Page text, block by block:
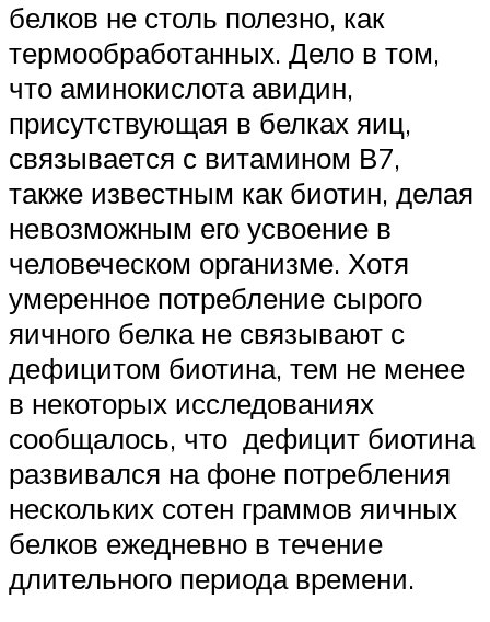
белков не столь полезно, как
термообработанных. Дело в том,
что аминокислота авидин,
присутствующая в белках яиц,
связывается с витамином В7,
также известным как биотин, делая
невозможным его усвоение в
человеческом организме. Хотя
умеренное потребление сырого
яичного белка не связывают с
дефицитом биотина, тем не менее
в некоторых исследованиях
сообщалось, что дефицит биотина
развивался на фоне потребления
нескольких сотен граммов яичных
белков ежедневно в течение
длительного периода времени.